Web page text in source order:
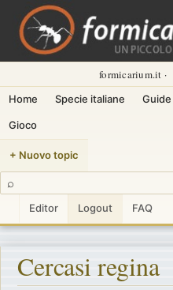
formicarium.it ·
Home Specie italiane Guide
Gioco
+ Nuovo topic
⌕
Editor Logout FAQ
Cercasi regina